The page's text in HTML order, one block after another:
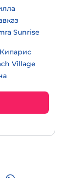
Sunrise
Кипарис
Village